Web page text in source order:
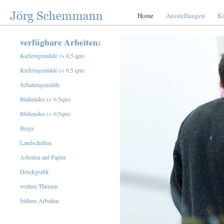
Home Ausstellungen
verfügbare Arbeiten:
Kieferngemälde (> 0,5 qm)
Kieferngemälde (< 0,5 qm)
Schattengemälde
Blühendes (> 0,5qm)
Blühendes (< 0,5qm)
Berge
Landschaften
Arbeiten auf Papier
Druckgrafik
weitere Themen
frühere Arbeiten